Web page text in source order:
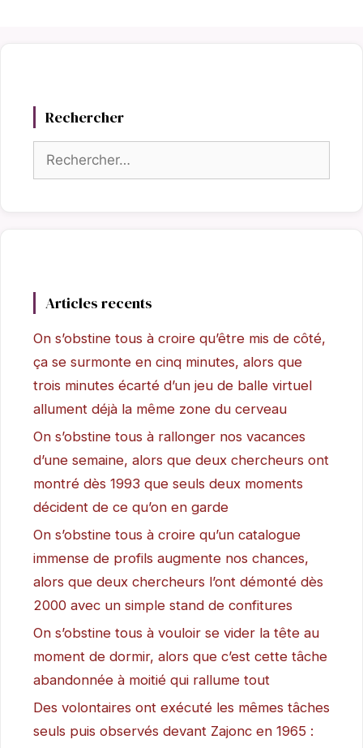
Rechercher
Rechercher :
Articles recents
On s’obstine tous à croire qu’être mis de côté,
ça se surmonte en cinq minutes, alors que
trois minutes écarté d’un jeu de balle virtuel
allument déjà la même zone du cerveau
On s’obstine tous à rallonger nos vacances
d’une semaine, alors que deux chercheurs ont
montré dès 1993 que seuls deux moments
décident de ce qu’on en garde
On s’obstine tous à croire qu’un catalogue
immense de profils augmente nos chances,
alors que deux chercheurs l’ont démonté dès
2000 avec un simple stand de confitures
On s’obstine tous à vouloir se vider la tête au
moment de dormir, alors que c’est cette tâche
abandonnée à moitié qui rallume tout
Des volontaires ont exécuté les mêmes tâches
seuls puis observés devant Zajonc en 1965 :